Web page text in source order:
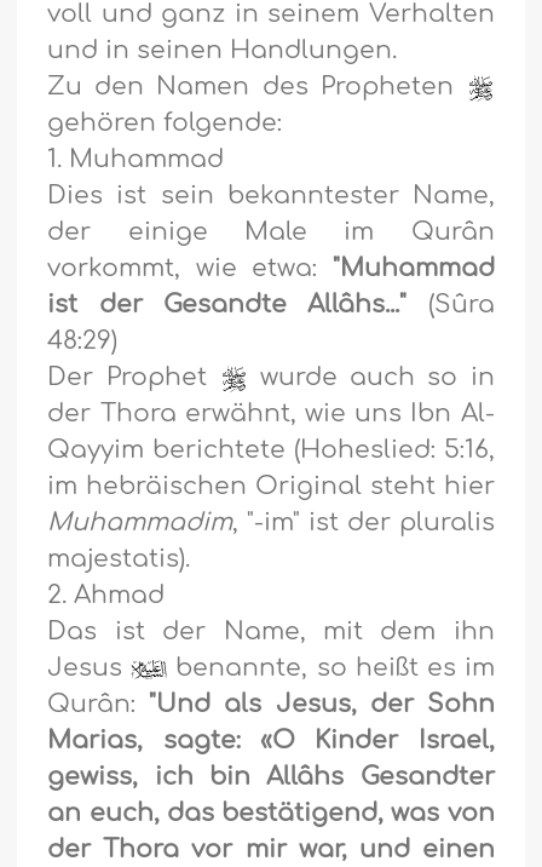
voll und ganz in seinem Verhalten
und in seinen Handlungen.
Zu den Namen des Propheten
gehören folgende:
1. Muhammad
Dies ist sein bekanntester Name,
der einige Male im Qurân
vorkommt, wie etwa: "Muhammad
ist der Gesandte Allâhs..." (Sûra
48:29)
Der Prophet
wurde auch so in
der Thora erwähnt, wie uns Ibn Al-
Qayyim berichtete (Hoheslied: 5:16,
im hebräischen Original steht hier
Muhammadim, "-im" ist der pluralis
majestatis).
2. Ahmad
Das ist der Name, mit dem ihn
Jesus
benannte, so heißt es im
Qurân: "Und als Jesus, der Sohn
Marias, sagte: «O Kinder Israel,
gewiss, ich bin Allâhs Gesandter
an euch, das bestätigend, was von
der Thora vor mir war, und einen